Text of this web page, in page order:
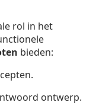
rol in het
bieden:
ontwerp.